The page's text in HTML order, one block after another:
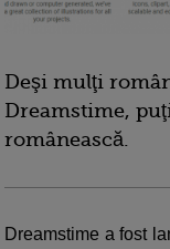
Deşi mulţi
Dreamstime,
românească.
Dreamstime a fost